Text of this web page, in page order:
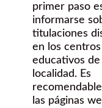
primer paso
informarse
titulaciones
en los centros
educativos de
localidad. Es
las páginas